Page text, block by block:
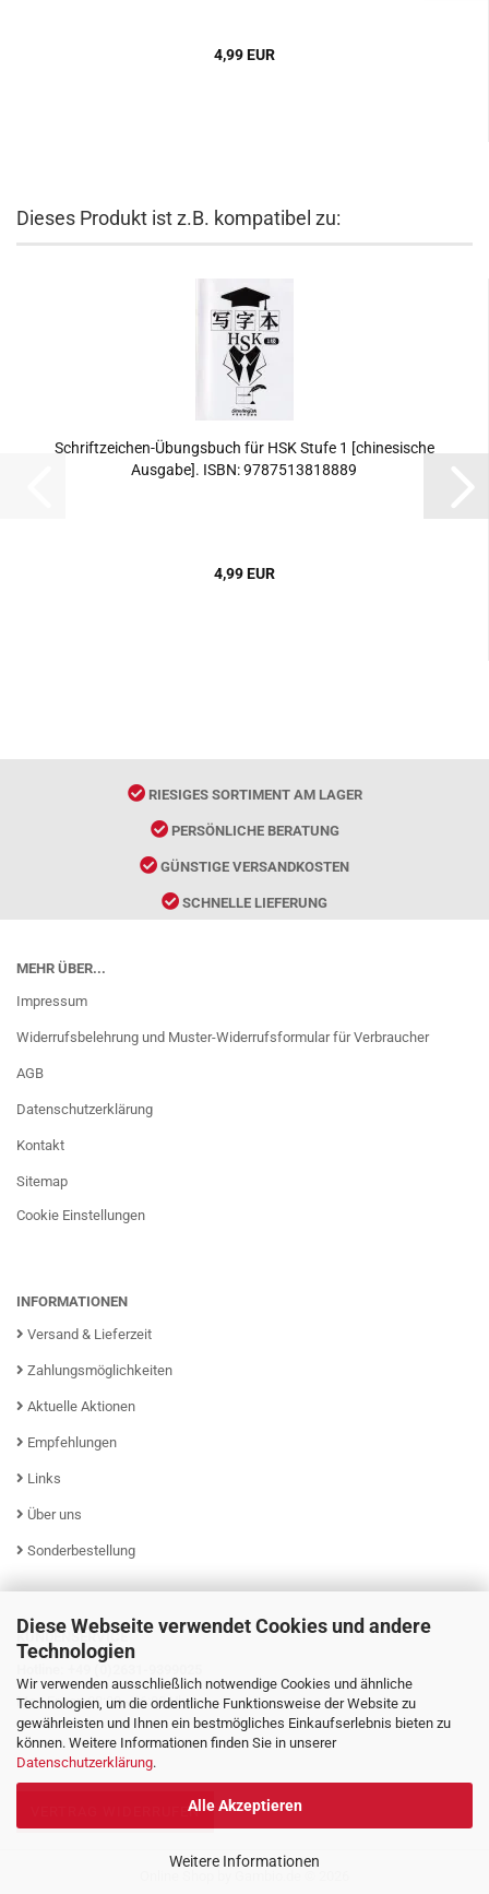
Diese Webseite verwendet Cookies und andere
Technologien
Wir verwenden ausschließlich notwendige Cookies und ähnliche
Technologien, um die ordentliche Funktionsweise der Website zu
gewährleisten und Ihnen ein bestmögliches Einkaufserlebnis bieten zu
können. Weitere Informationen finden Sie in unserer
Datenschutzerklärung.
Alle Akzeptieren
Weitere Informationen
4,99 EUR
Dieses Produkt ist z.B. kompatibel zu:
Schriftzeichen-Übungsbuch für HSK Stufe 1 [chinesische
Ausgabe]. ISBN: 9787513818889
4,99 EUR
RIESIGES SORTIMENT AM LAGER
PERSÖNLICHE BERATUNG
GÜNSTIGE VERSANDKOSTEN
SCHNELLE LIEFERUNG
MEHR ÜBER...
Impressum
Widerrufsbelehrung und Muster-Widerrufsformular für Verbraucher
AGB
Datenschutzerklärung
Kontakt
Sitemap
Cookie Einstellungen
INFORMATIONEN
Versand & Lieferzeit
Zahlungsmöglichkeiten
Aktuelle Aktionen
Empfehlungen
Links
Über uns
Sonderbestellung
KUNDENSERVICE
Mo - Fr von 08:00 - 16:00 Uhr
VERTRAG WIDERRUFEN